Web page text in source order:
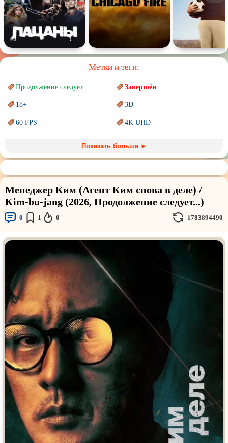
Метки и теги:
Продолжение следует... Завершён
18+ 3D
60 FPS 4K UHD
Marvel PIXAR
Sci-Fi (Научнаяфантастика) Trash (трэш) movies
Авангард и Сюрреализм Ангелы и Демоны
Аниме
Киберпанк
Комикс
Наркотики Новогодние
Основанное на
реальных
событиях
Параллельные миры
ПереводГоблина Кубик в Кубе
ПереводКураж-Бамбей
Подростковаяжестокость Постапокалипсис
Призраки
Про апокалипсис Про богатых
Про богов Про вампиров
Показать больше ►
Менеджер Ким (Агент Ким снова в деле) /
Kim-bu-jang (2026, Продолжение следует...)
0 1 0 1783894490